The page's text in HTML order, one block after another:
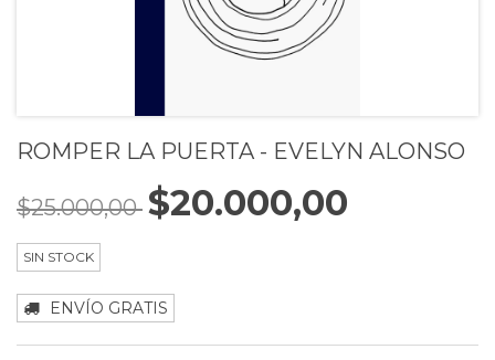
ROMPER LA PUERTA - EVELYN ALONSO
$25.000,00 $20.000,00
SIN STOCK
ENVÍO GRATIS